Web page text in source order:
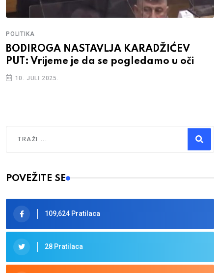
POLITIKA
BODIROGA NASTAVLJA KARADŽIĆEV
PUT: Vrijeme je da se pogledamo u oči
10. JULI 2025.
Type 2 or more characters for results.
POVEŽITE SE
109,624 Pratilaca
28 Pratilaca